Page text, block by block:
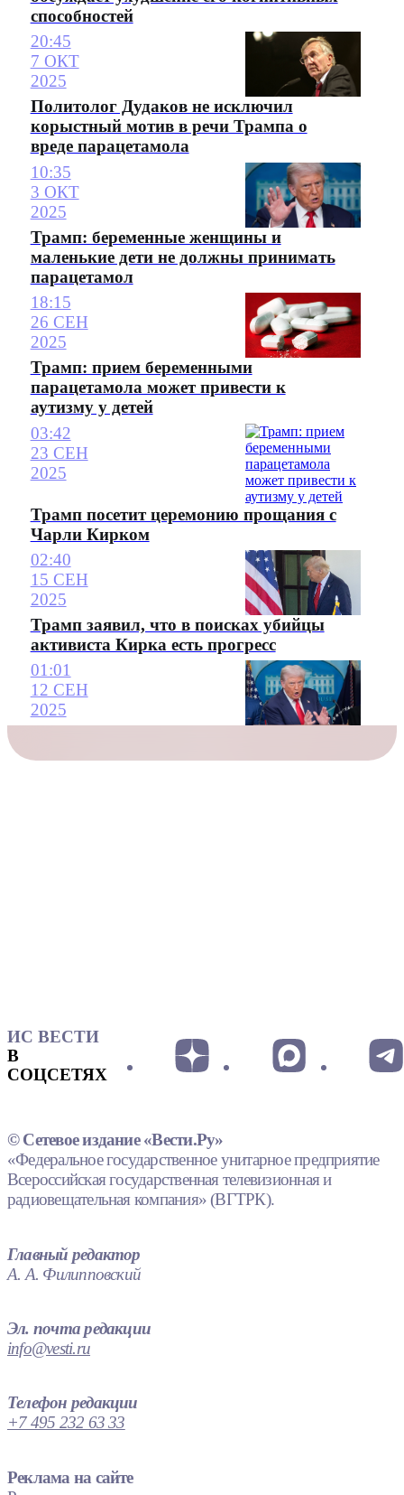
способностей
20:45
7 ОКТ
2025
Политолог Дудаков не исключил
корыстный мотив в речи Трампа о
вреде парацетамола
10:35
3 ОКТ
2025
Трамп: беременные женщины и
маленькие дети не должны принимать
парацетамол
18:15
26 СЕН
2025
Трамп: прием беременными
парацетамола может привести к
аутизму у детей
03:42
23 СЕН
2025
Трамп посетит церемонию прощания с
Чарли Кирком
02:40
15 СЕН
2025
Трамп заявил, что в поисках убийцы
активиста Кирка есть прогресс
01:01
12 СЕН
2025
ИС ВЕСТИ
В
СОЦСЕТЯХ
© Сетевое издание «Вести.Ру»
«Федеральное государственное унитарное предприятие
Всероссийская государственная телевизионная и
радиовещательная компания» (ВГТРК).
Главный редактор
А. А. Филипповский
Эл. почта редакции
info@vesti.ru
Телефон редакции
+7 495 232 63 33
Реклама на сайте